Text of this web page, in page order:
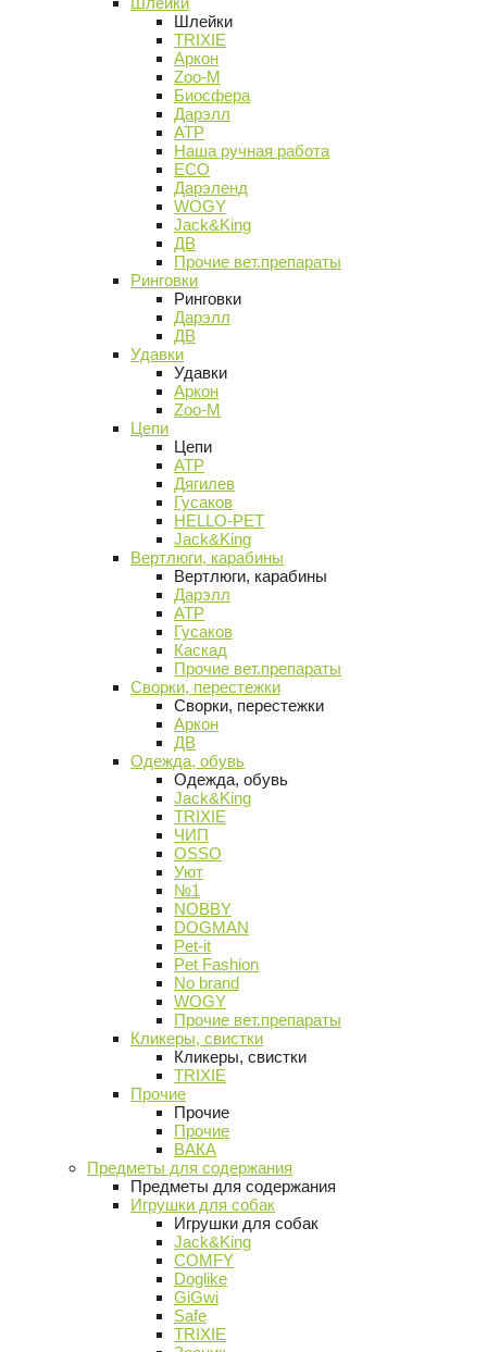
Шлейки
TRIXIE
Аркон
Zoo-M
Биосфера
Дарэлл
АТР
Наша ручная работа
ECO
Дарэленд
WOGY
Jack&King
ДВ
Прочие вет.препараты
Ринговки
Ринговки
Дарэлл
ДВ
Удавки
Удавки
Аркон
Zoo-M
Цепи
Цепи
АТР
Дягилев
Гусаков
HELLO-PET
Jack&King
Вертлюги, карабины
Вертлюги, карабины
Дарэлл
АТР
Гусаков
Каскад
Прочие вет.препараты
Сворки, перестежки
Сворки, перестежки
Аркон
ДВ
Одежда, обувь
Одежда, обувь
Jack&King
TRIXIE
ЧИП
OSSO
Уют
№1
NOBBY
DOGMAN
Pet-it
Pet Fashion
No brand
WOGY
Прочие вет.препараты
Кликеры, свистки
Кликеры, свистки
TRIXIE
Прочие
Прочие
Прочие
ВАКА
Предметы для содержания
Предметы для содержания
Игрушки для собак
Игрушки для собак
Jack&King
COMFY
Doglike
GiGwi
Safe
TRIXIE